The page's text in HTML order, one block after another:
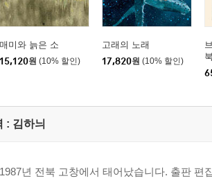
매미와 늙은 소
15,120원 (10% 할인)
고래의 노래
17,820원 (10% 할인)
: 김하늬
1987년 전북 고창에서 태어났습니다. 출판